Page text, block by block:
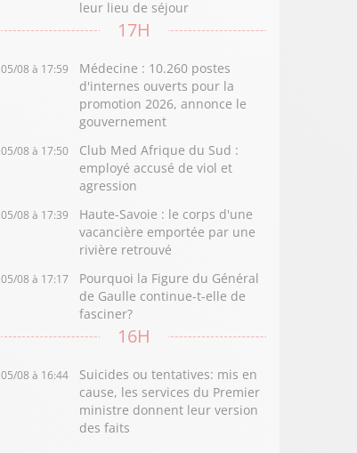
leur lieu de séjour
17H
05/08 à 17:59
Médecine : 10.260 postes
d'internes ouverts pour la
promotion 2026, annonce le
gouvernement
05/08 à 17:50
Club Med Afrique du Sud :
employé accusé de viol et
agression
05/08 à 17:39
Haute-Savoie : le corps d'une
vacancière emportée par une
rivière retrouvé
05/08 à 17:17
Pourquoi la Figure du Général
de Gaulle continue-t-elle de
fasciner?
16H
05/08 à 16:44
Suicides ou tentatives: mis en
cause, les services du Premier
ministre donnent leur version
des faits